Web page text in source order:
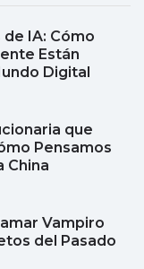
IA: Cómo
Están
Digital
que
Pensamos
China
Vampiro
del Pasado